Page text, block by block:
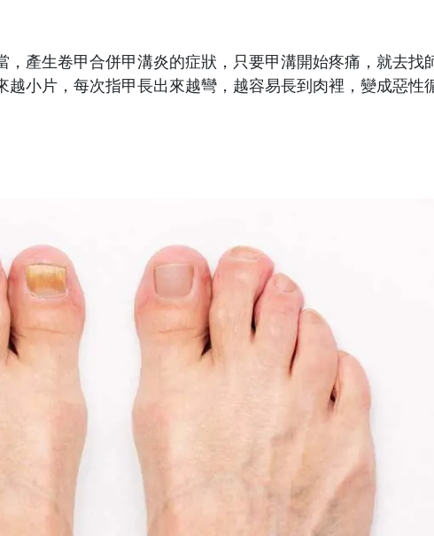
，產生卷甲合併甲溝炎的症狀，只要甲溝開始疼痛，就去找
越小片，每次指甲長出來越彎，越容易長到肉裡，變成惡性